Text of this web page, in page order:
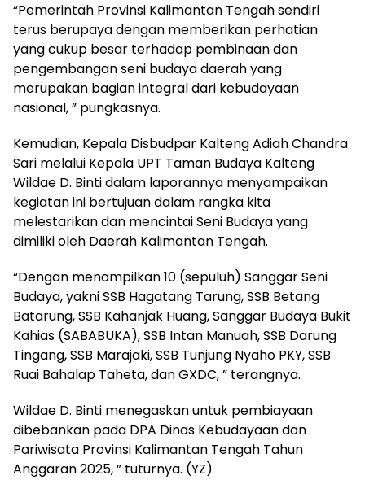
“Pemerintah Provinsi Kalimantan Tengah sendiri
terus berupaya dengan memberikan perhatian
yang cukup besar terhadap pembinaan dan
pengembangan seni budaya daerah yang
merupakan bagian integral dari kebudayaan
nasional, ” pungkasnya.
Kemudian, Kepala Disbudpar Kalteng Adiah Chandra
Sari melalui Kepala UPT Taman Budaya Kalteng
Wildae D. Binti dalam laporannya menyampaikan
kegiatan ini bertujuan dalam rangka kita
melestarikan dan mencintai Seni Budaya yang
dimiliki oleh Daerah Kalimantan Tengah.
“Dengan menampilkan 10 (sepuluh) Sanggar Seni
Budaya, yakni SSB Hagatang Tarung, SSB Betang
Batarung, SSB Kahanjak Huang, Sanggar Budaya Bukit
Kahias (SABABUKA), SSB Intan Manuah, SSB Darung
Tingang, SSB Marajaki, SSB Tunjung Nyaho PKY, SSB
Ruai Bahalap Taheta, dan GXDC, ” terangnya.
Wildae D. Binti menegaskan untuk pembiayaan
dibebankan pada DPA Dinas Kebudayaan dan
Pariwisata Provinsi Kalimantan Tengah Tahun
Anggaran 2025, ” tuturnya. (YZ)